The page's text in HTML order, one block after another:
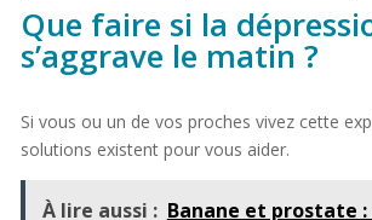
Que faire si la
s’aggrave le matin ?
Si vous ou un de vos proches vivez cette
solutions existent pour vous aider.
À lire aussi : Banane et prostate